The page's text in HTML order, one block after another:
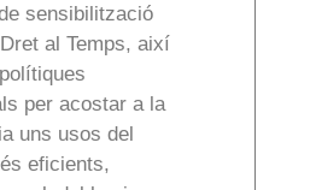
sensibilització
al Temps, així
per acostar a la
uns usos del
eficients,